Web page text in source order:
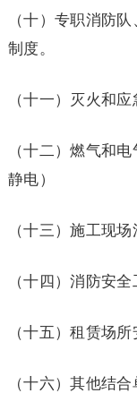
（十）专职消防
制度。
（十一）灭火和
（十二）燃气和
静电）
（十三）施工现
（十四）消防安
（十五）租赁场
（十六）其他结